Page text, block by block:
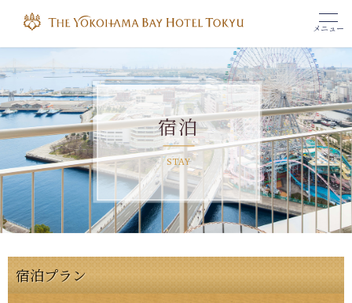
メニュー
宿泊
STAY
宿泊プラン